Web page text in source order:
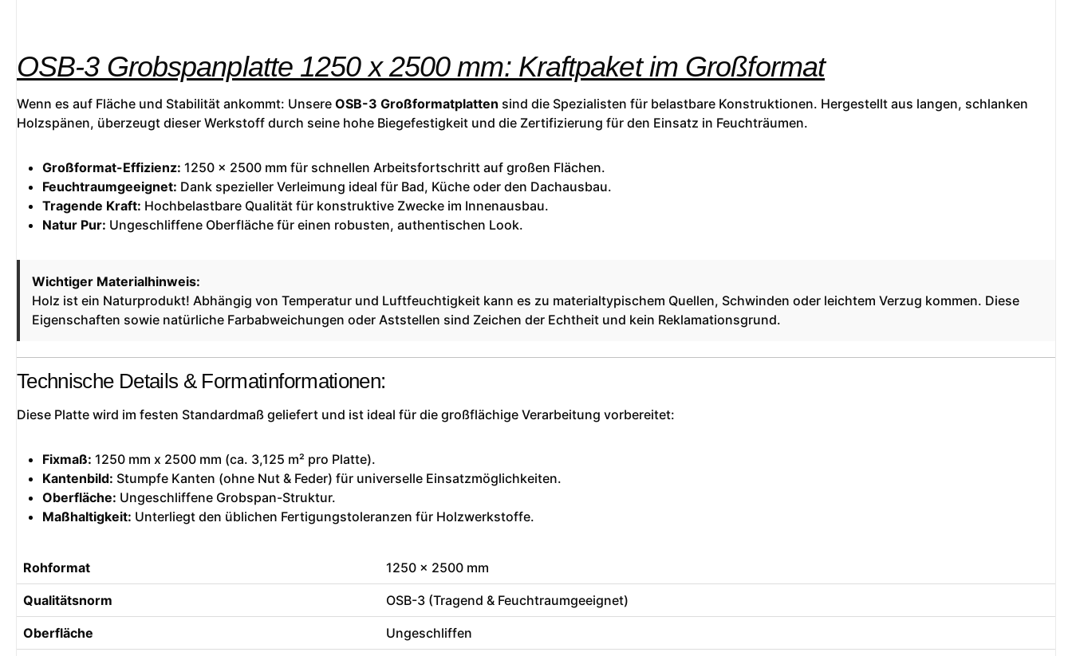
OSB-3 Grobspanplatte 1250 x 2500 mm: Kraftpaket im Großformat
Wenn es auf Fläche und Stabilität ankommt: Unsere OSB-3 Großformatplatten sind die Spezialisten für belastbare Konstruktionen. Hergestellt aus langen, schlanken
Holzspänen, überzeugt dieser Werkstoff durch seine hohe Biegefestigkeit und die Zertifizierung für den Einsatz in Feuchträumen.
Großformat-Effizienz: 1250 x 2500 mm für schnellen Arbeitsfortschritt auf großen Flächen.
Feuchtraumgeeignet: Dank spezieller Verleimung ideal für Bad, Küche oder den Dachausbau.
Tragende Kraft: Hochbelastbare Qualität für konstruktive Zwecke im Innenausbau.
Natur Pur: Ungeschliffene Oberfläche für einen robusten, authentischen Look.
Wichtiger Materialhinweis:
Holz ist ein Naturprodukt! Abhängig von Temperatur und Luftfeuchtigkeit kann es zu materialtypischem Quellen, Schwinden oder leichtem Verzug kommen. Diese
Eigenschaften sowie natürliche Farbabweichungen oder Aststellen sind Zeichen der Echtheit und kein Reklamationsgrund.
Technische Details & Formatinformationen:
Diese Platte wird im festen Standardmaß geliefert und ist ideal für die großflächige Verarbeitung vorbereitet:
Fixmaß: 1250 mm x 2500 mm (ca. 3,125 m² pro Platte).
Kantenbild: Stumpfe Kanten (ohne Nut & Feder) für universelle Einsatzmöglichkeiten.
Oberfläche: Ungeschliffene Grobspan-Struktur.
Maßhaltigkeit: Unterliegt den üblichen Fertigungstoleranzen für Holzwerkstoffe.
Rohformat 1250 x 2500 mm
Qualitätsnorm OSB-3 (Tragend & Feuchtraumgeeignet)
Oberfläche Ungeschliffen